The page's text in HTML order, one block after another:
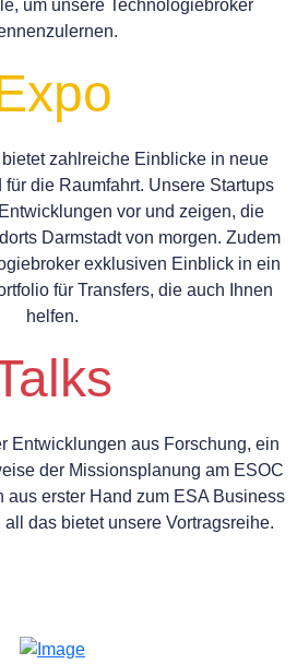
um unsere Technologiebroker
zahlreiche Einblicke in neue
die Raumfahrt. Unsere Startups
vor und zeigen, die
Darmstadt von morgen. Zudem
exklusiven Einblick in ein
für Transfers, die auch Ihnen
helfen.
Entwicklungen aus Forschung, ein
der Missionsplanung am ESOC
aus erster Hand zum ESA Business
all das bietet unsere Vortragsreihe.